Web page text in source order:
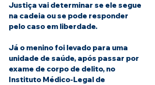
Justiça vai determinar se ele segue
na cadeia ou se pode responder
pelo caso em liberdade.
Já o menino foi levado para uma
unidade de saúde, após passar por
exame de corpo de delito, no
Instituto Médico-Legal de